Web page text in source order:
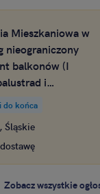
Mieszkaniowa w
nieograniczony
balkonów (I
i
w budynku w
do końca
Śląskie
Zobacz wszystkie